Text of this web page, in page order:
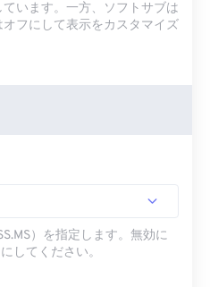
います。一方、ソフトサブは
フにして表示をカスタマイズ
）を指定します。無効に
してください。